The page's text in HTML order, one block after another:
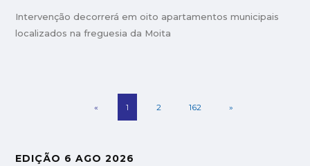
Intervenção decorrerá em oito apartamentos municipais
localizados na freguesia da Moita
« 1 2 162 »
EDIÇÃO 6 AGO 2026